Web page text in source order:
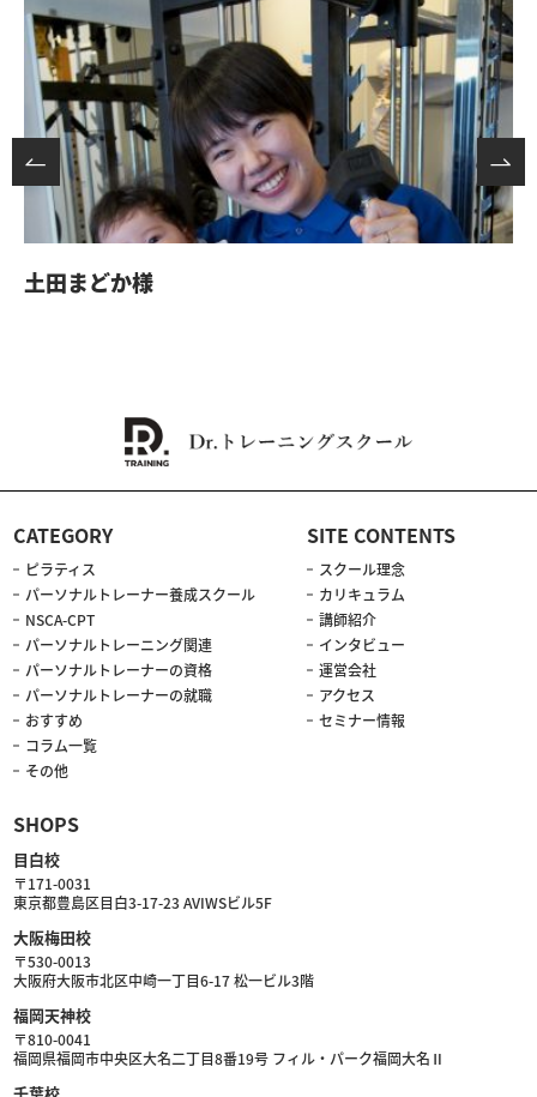
土田まどか様
CATEGORY
ピラティス
パーソナルトレーナー養成スクール
NSCA-CPT
パーソナルトレーニング関連
パーソナルトレーナーの資格
パーソナルトレーナーの就職
おすすめ
コラム一覧
その他
SITE CONTENTS
スクール理念
カリキュラム
講師紹介
インタビュー
運営会社
アクセス
セミナー情報
SHOPS
目白校
〒171-0031
東京都豊島区目白3-17-23 AVIWSビル5F
大阪梅田校
〒530-0013
大阪府大阪市北区中崎一丁目6-17 松一ビル3階
福岡天神校
〒810-0041
福岡県福岡市中央区大名二丁目8番19号 フィル・パーク福岡大名Ⅱ